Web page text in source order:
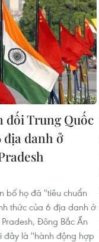
đối Trung Quốc
địa danh ở
bố họ đã ''tiêu chuẩn
thức của 6 địa danh ở
Đông Bắc Ấn
đây là ''hành động hợp